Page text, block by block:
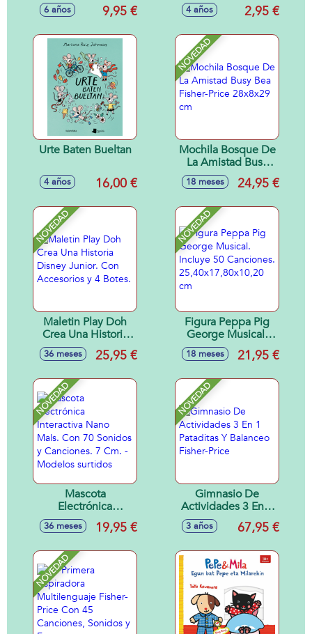
6 años 9,95 € 4 años 2,95 €
Urte Baten Bueltan
4 años 16,00 €
NOVEDAD
Mochila Bosque De
La Amistad Busy
Bea Fisher-Price
28x8x29 cm
18 meses 24,95 €
NOVEDAD
Maletin Play Doh
Crea Una Historia
Disney Junior. Con
Accesorios y 4
36 meses 25,95 €
NOVEDAD
Figura Peppa Pig
George Musical.
Incluye 50
Canciones.
cm
18 meses 21,95 €
NOVEDAD
Mascota
Electrónica
Interactiva Nano
Mals. Con 70
Canciones. 7 Cm. -
Modelos surtidos
36 meses 19,95 €
NOVEDAD
Gimnasio De
Actividades 3 En 1
Pataditas Y
Balanceo Fisher-
3 años 67,95 €
NOVEDAD